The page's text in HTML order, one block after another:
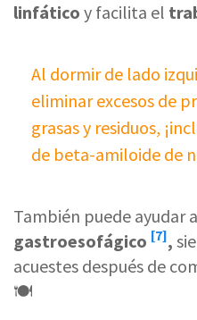
linfático y facilita el
Al dormir de lado
eliminar excesos de
grasas y residuos,
de beta-amiloide de
También puede ayudar a
gastroesofágico [7],
acuestes después de
🍽️